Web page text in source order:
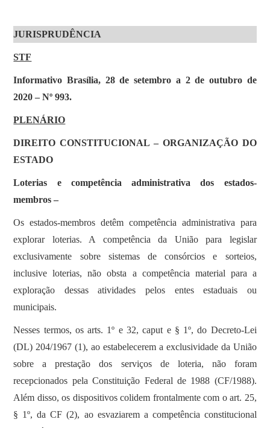
JURISPRUDÊNCIA
STF
Informativo Brasília, 28 de setembro a 2 de outubro de
2020 – Nº 993.
PLENÁRIO
DIREITO CONSTITUCIONAL – ORGANIZAÇÃO DO
ESTADO
Loterias e competência administrativa dos estados-
membros –
Os estados-membros detêm competência administrativa para
explorar loterias. A competência da União para legislar
exclusivamente sobre sistemas de consórcios e sorteios,
inclusive loterias, não obsta a competência material para a
exploração dessas atividades pelos entes estaduais ou
municipais.
Nesses termos, os arts. 1º e 32, caput e § 1º, do Decreto-Lei
(DL) 204/1967 (1), ao estabelecerem a exclusividade da União
sobre a prestação dos serviços de loteria, não foram
recepcionados pela Constituição Federal de 1988 (CF/1988).
Além disso, os dispositivos colidem frontalmente com o art. 25,
§ 1º, da CF (2), ao esvaziarem a competência constitucional